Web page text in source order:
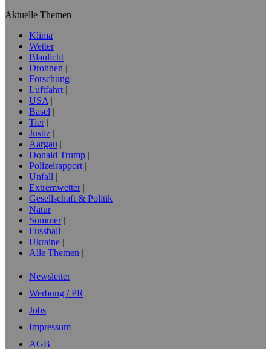
Aktuelle Themen
Klima
Wetter
Blaulicht
Drohnen
Forschung
Luftfahrt
USA
Basel
Tier
Justiz
Aargau
Donald Trump
Polizeirapport
Unfall
Extremwetter
Gesellschaft & Politik
Natur
Sommer
Fussball
Ukraine
Alle Themen
Newsletter
Werbung / PR
Jobs
Impressum
AGB